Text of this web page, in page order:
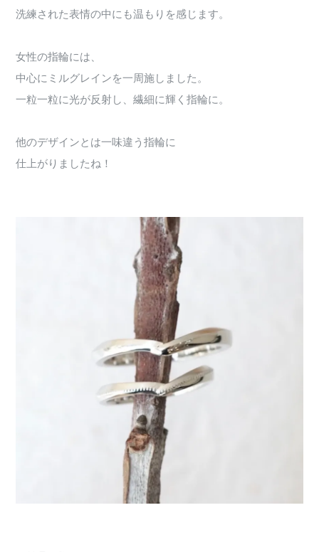
洗練された表情の中にも温もりを感じます。
女性の指輪には、
中心にミルグレインを一周施しました。
一粒一粒に光が反射し、繊細に輝く指輪に。
他のデザインとは一味違う指輪に
仕上がりましたね！